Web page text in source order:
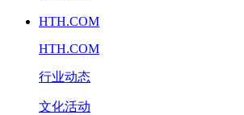
HTH.COM
HTH.COM
行业动态
文化活动